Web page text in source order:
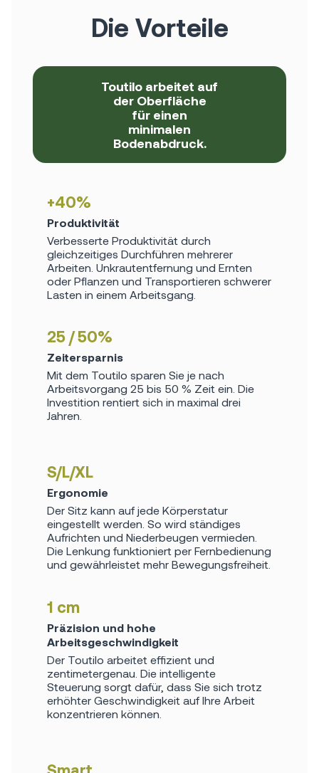
Die Vorteile
Toutilo arbeitet auf
der Oberfläche
für einen
minimalen
Bodenabdruck.
+40%
Produktivität
Verbesserte Produktivität durch
gleichzeitiges Durchführen mehrerer
Arbeiten. Unkrautentfernung und Ernten
oder Pflanzen und Transportieren schwerer
Lasten in einem Arbeitsgang.
25 / 50%
Zeitersparnis
Mit dem Toutilo sparen Sie je nach
Arbeitsvorgang 25 bis 50 % Zeit ein. Die
Investition rentiert sich in maximal drei
Jahren.
S/L/XL
Ergonomie
Der Sitz kann auf jede Körperstatur
eingestellt werden. So wird ständiges
Aufrichten und Niederbeugen vermieden.
Die Lenkung funktioniert per Fernbedienung
und gewährleistet mehr Bewegungsfreiheit.
1 cm
Präzision und hohe
Arbeitsgeschwindigkeit
Der Toutilo arbeitet effizient und
zentimetergenau. Die intelligente
Steuerung sorgt dafür, dass Sie sich trotz
erhöhter Geschwindigkeit auf Ihre Arbeit
konzentrieren können.